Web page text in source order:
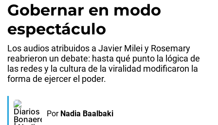
Gobernar en modo
espectáculo
Los audios atribuidos a Javier Milei y Rosemary
reabrieron un debate: hasta qué punto la lógica de
las redes y la cultura de la viralidad modificaron la
forma de ejercer el poder.
Por Nadia Baalbaki